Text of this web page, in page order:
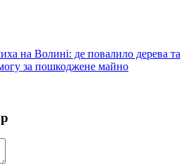
на Волині: де повалило дерева та
за пошкоджене майно